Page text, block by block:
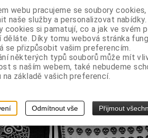
karet
webu pracujeme se soubory
naše služby a personalizovat nabídky.
cookies si pamatují, co a jak ve svém
děláte. Díky tomu webová stránka
se přizpůsobit vašim preferencím.
některých typů souborů může mít
s naším webem, také nebudeme
na základě vašich preferencí.
Odmítnout vše Přijmout